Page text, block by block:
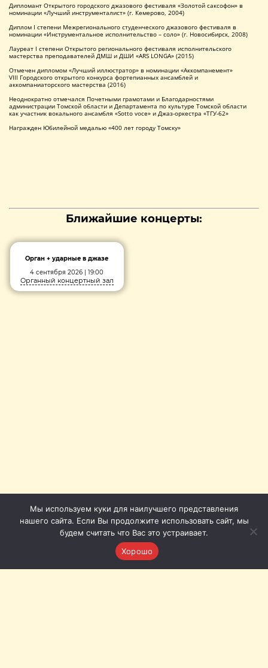
Дипломант Открытого городского джазового фестиваля «Золотой саксофон» в
номинации «Лучший инструменталист» (г. Кемерово, 2004)
Диплом I степени Межрегионального студенческого джазового фестиваля в
номинации «Инструментальное исполнительство – соло» (г. Новосибирск, 2008)
Лауреат I степени Открытого регионального фестиваля исполнительского
мастерства преподавателей ДМШ и ДШИ «ARS LONGA» (2015)
Отмечен дипломом «Лучший иллюстратор» в номинации «Аккомпанемент»
VIII Городского открытого конкурса фортепианных ансамблей и
аккомпаниаторского мастерства (2016)
Неоднократно отмечался Почетными грамотами и Благодарностями
администрации Томской области и Департамента по культуре Томской области
как участник вокального ансамбля «Sotto voce» и Джаз-оркестра «ТГУ-62»
Награжден Юбилейной медалью «400 лет городу Томску»
Ближайшие концерты:
Орган + ударные в джазе
4 сентября 2026 | 19:00
Органный концертный зал
Мы используем куки для наилучшего представления
нашего сайта. Если Вы продолжите использовать сайт, мы
будем считать что Вас это устраивает.
Хорошо